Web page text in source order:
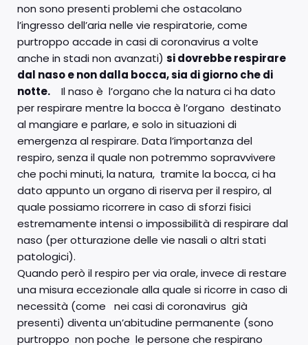
non sono presenti problemi che ostacolano
l’ingresso dell’aria nelle vie respiratorie, come
purtroppo accade in casi di coronavirus a volte
anche in stadi non avanzati) si dovrebbe respirare
dal naso e non dalla bocca, sia di giorno che di
notte. Il naso è l’organo che la natura ci ha dato
per respirare mentre la bocca è l’organo destinato
al mangiare e parlare, e solo in situazioni di
emergenza al respirare. Data l’importanza del
respiro, senza il quale non potremmo sopravvivere
che pochi minuti, la natura, tramite la bocca, ci ha
dato appunto un organo di riserva per il respiro, al
quale possiamo ricorrere in caso di sforzi fisici
estremamente intensi o impossibilità di respirare dal
naso (per otturazione delle vie nasali o altri stati
patologici).
Quando però il respiro per via orale, invece di restare
una misura eccezionale alla quale si ricorre in caso di
necessità (come nei casi di coronavirus già
presenti) diventa un’abitudine permanente (sono
purtroppo non poche le persone che respirano